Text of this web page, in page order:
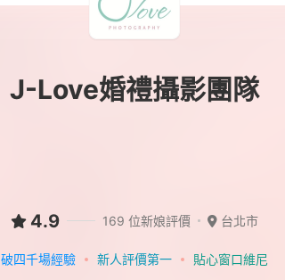
J-Love婚禮攝影團隊
4.9 169 位新娘評價 台北市
破四千場經驗 新人評價第一 貼心窗口維尼